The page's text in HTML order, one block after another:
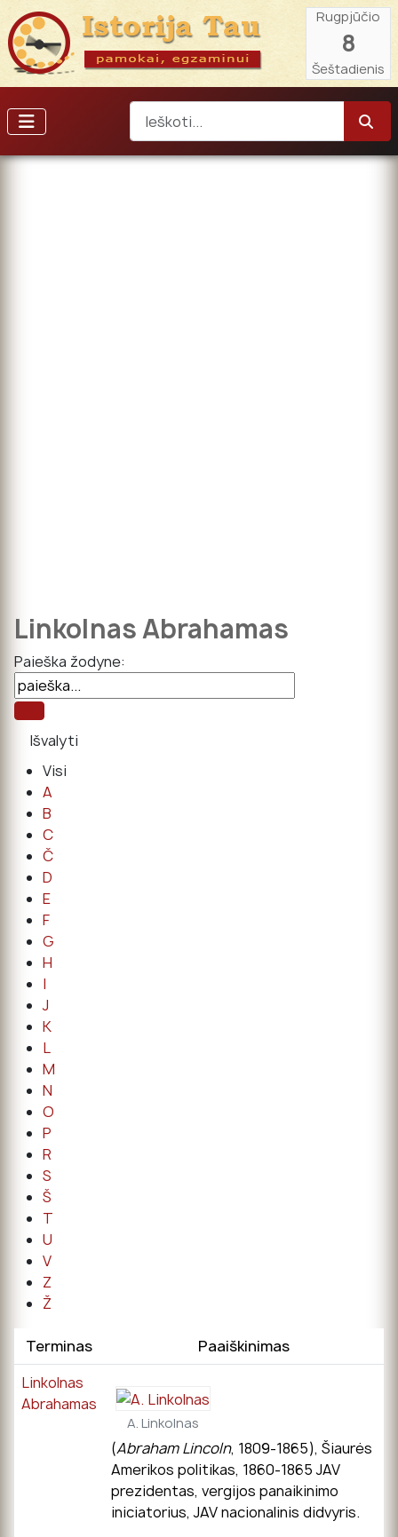
Rugpjūčio
8
Šeštadienis
Linkolnas Abrahamas
Paieška žodyne:
Visi
A
B
C
Č
D
E
F
G
H
I
J
K
L
M
N
O
P
R
S
Š
T
U
V
Z
Ž
Terminas
Paaiškinimas
Linkolnas
Abrahamas
A. Linkolnas
(Abraham Lincoln, 1809-1865), Šiaurės
Amerikos politikas, 1860-1865 JAV
prezidentas, vergijos panaikinimo
iniciatorius, JAV nacionalinis didvyris.